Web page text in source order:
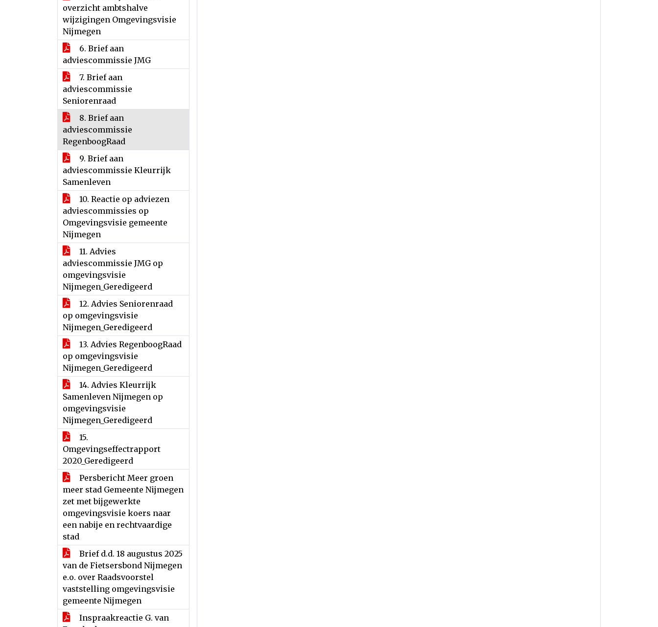
overzicht ambtshalve
wijzigingen Omgevingsvisie
Nijmegen
6. Brief aan
adviescommissie JMG
7. Brief aan
adviescommissie
Seniorenraad
8. Brief aan
adviescommissie
RegenboogRaad
9. Brief aan
adviescommissie Kleurrijk
Samenleven
10. Reactie op adviezen
adviescommissies op
Omgevingsvisie gemeente
Nijmegen
11. Advies
adviescommissie JMG op
omgevingsvisie
Nijmegen_Geredigeerd
12. Advies Seniorenraad
op omgevingsvisie
Nijmegen_Geredigeerd
13. Advies RegenboogRaad
op omgevingsvisie
Nijmegen_Geredigeerd
14. Advies Kleurrijk
Samenleven Nijmegen op
omgevingsvisie
Nijmegen_Geredigeerd
15.
Omgevingseffectrapport
2020_Geredigeerd
Persbericht Meer groen
meer stad Gemeente Nijmegen
zet met bijgewerkte
omgevingsvisie koers naar
een nabije en rechtvaardige
stad
Brief d.d. 18 augustus 2025
van de Fietsersbond Nijmegen
e.o. over Raadsvoorstel
vaststelling omgevingsvisie
gemeente Nijmegen
Inspraakreactie G. van